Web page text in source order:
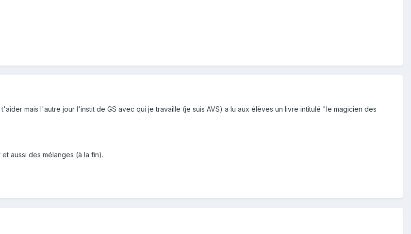
mais l'autre jour l'instit de GS avec qui je travaille (je suis AVS) a lu aux élèves un livre intitulé "le magicien des
aussi des mélanges (à la fin).